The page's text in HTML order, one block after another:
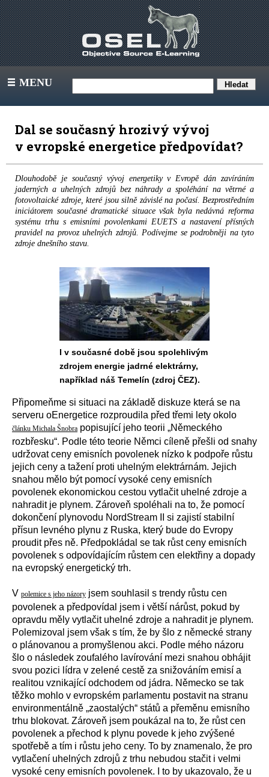
III MENU
Dal se současný hrozivý vývoj
v evropské energetice předpovídat?
Dlouhodobě je současný vývoj energetiky v Evropě dán zavíráním
jaderných a uhelných zdrojů bez náhrady a spoléhání na větrné a
fotovoltaické zdroje, které jsou silně závislé na počasí. Bezprostředním
iniciátorem současné dramatické situace však byla nedávná reforma
systému trhu s emisními povolenkami EUETS a nastavení přísných
pravidel na provoz uhelných zdrojů. Podívejme se podrobněji na tyto
zdroje dnešního stavu.
I v současné době jsou spolehlivým
zdrojem energie jadrné elektrárny,
například náš Temelín (zdroj ČEZ).
Připomeňme si situaci na základě diskuze která se na
serveru oEnergetice rozproudila před třemi lety okolo
článku Michala Šnobra popisující jeho teorii „Německého
rozbřesku“. Podle této teorie Němci cíleně přešli od snahy
udržovat ceny emisních povolenek nízko k podpoře růstu
jejich ceny a tažení proti uhelným elektrárnám. Jejich
snahou mělo být pomocí vysoké ceny emisních
povolenek ekonomickou cestou vytlačit uhelné zdroje a
nahradit je plynem. Zároveň spoléhali na to, že pomocí
dokončení plynovodu NordStream II si zajistí stabilní
přísun levného plynu z Ruska, který bude do Evropy
proudit přes ně. Předpokládal se tak růst ceny emisních
povolenek s odpovídajícím růstem cen elektřiny a dopady
na evropský energetický trh.
V polemice s jeho názory jsem souhlasil s trendy růstu cen
povolenek a předpovídal jsem i větší nárůst, pokud by
opravdu měly vytlačit uhelné zdroje a nahradit je plynem.
Polemizoval jsem však s tím, že by šlo z německé strany
o plánovanou a promyšlenou akci. Podle mého názoru
šlo o následek zoufalého lavírování mezi snahou obhájit
svou pozici lídra v zelené cestě za snižováním emisí a
realitou vznikající odchodem od jádra. Německo se tak
těžko mohlo v evropském parlamentu postavit na stranu
environmentálně „zaostalých“ států a přeměnu emisního
trhu blokovat. Zároveň jsem poukázal na to, že růst cen
povolenek a přechod k plynu povede k jeho zvýšené
spotřebě a tím i růstu jeho ceny. To by znamenalo, že pro
vytlačení uhelných zdrojů z trhu nebudou stačit i velmi
vysoké ceny emisních povolenek. I to by ukazovalo, že u